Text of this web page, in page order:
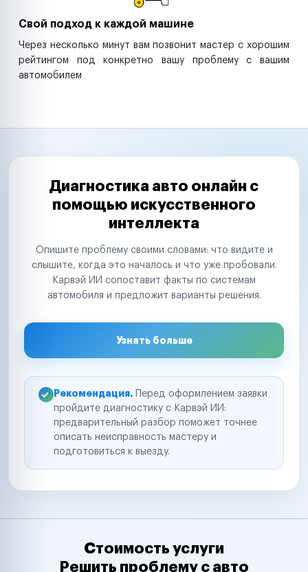
Свой подход к каждой машине
Через несколько минут вам позвонит мастер с хорошим
рейтингом под конкретно вашу проблему с вашим
автомобилем
Диагностика авто онлайн с
помощью искусственного
интеллекта
Опишите проблему своими словами: что видите и
слышите, когда это началось и что уже пробовали.
Карвэй ИИ сопоставит факты по системам
автомобиля и предложит варианты решения.
Узнать больше
Рекомендация. Перед оформлением заявки
пройдите диагностику с Карвэй ИИ:
предварительный разбор поможет точнее
описать неисправность мастеру и
подготовиться к выезду.
Стоимость услуги
Решить проблему с авто